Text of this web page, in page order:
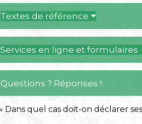
Textes de référence
Services en ligne et formulaires
Questions ? Réponses !
Dans quel cas doit-on déclarer